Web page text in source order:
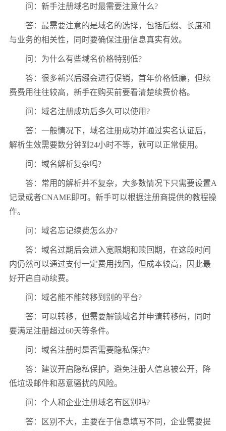
问：新手注册域名时最需要注意什么?
答：最需要注意的是域名的选择，包括后缀、长度和
与业务的相关性，同时要确保注册信息真实有效。
问：为什么有些域名价格特别低?
答：很多新兴后缀会进行促销，首年价格低廉，但续
费费用往往较高，新手在购买前要看清楚续费价格。
问：域名注册成功后多久可以使用?
答：一般情况下，域名注册成功并通过实名认证后，
解析生效需要数分钟到24小时不等，就可以正常使用。
问：域名解析复杂吗?
答：常用的解析并不复杂，大多数情况下只需要设置A
记录或者CNAME即可。新手可以根据注册商提供的教程操
作。
问：域名忘记续费怎么办?
答：域名过期后会进入宽限期和赎回期，在这段时间
内仍然可以通过支付一定费用找回，但成本较高，因此最
好开启自动续费。
问：域名能不能转移到别的平台?
答：可以转移，但需要解锁域名并申请转移码，同时
要满足注册超过60天等条件。
问：域名注册时是否需要隐私保护?
答：建议开启隐私保护，避免注册人信息被公开，降
低垃圾邮件和恶意骚扰的风险。
问：个人和企业注册域名有区别吗?
答：区别不大，主要在于信息填写不同，企业需要提